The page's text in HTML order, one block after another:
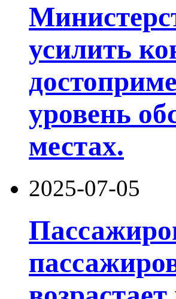
усилить
уровень
местах.
2025-07-05